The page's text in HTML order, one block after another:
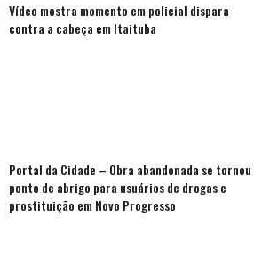
Vídeo mostra momento em policial dispara
contra a cabeça em Itaituba
Portal da Cidade – Obra abandonada se tornou
ponto de abrigo para usuários de drogas e
prostituição em Novo Progresso